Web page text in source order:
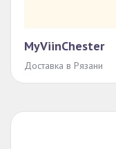
MyViinChester
Доставка в Рязани